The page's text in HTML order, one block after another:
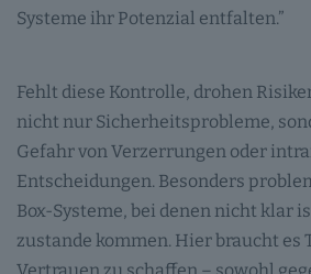
Systeme ihr Potenzial entfalten.”
Fehlt diese Kontrolle, drohen
nicht nur Sicherheitsprobleme,
Gefahr von Verzerrungen oder
Entscheidungen. Besonders
Box-Systeme, bei denen nicht klar
zustande kommen. Hier braucht es